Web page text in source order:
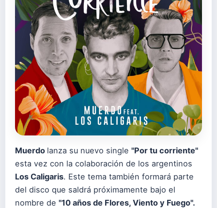
Muerdo lanza su nuevo single "Por tu corriente"
esta vez con la colaboración de los argentinos
Los Caligaris. Este tema también formará parte
del disco que saldrá próximamente bajo el
nombre de "10 años de Flores, Viento y Fuego".